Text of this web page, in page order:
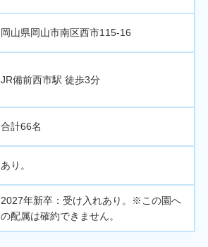
岡山県岡山市南区西市115-16
JR備前西市駅 徒歩3分
合計66名
あり。
2027年新卒：受け入れあり。※この園へ
の配属は確約できません。